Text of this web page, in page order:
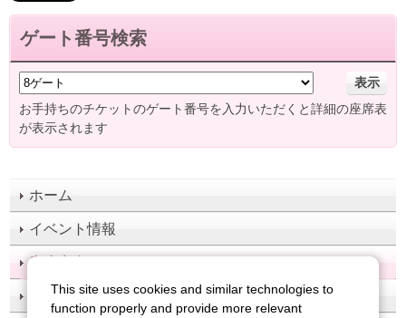
ホーム
イベント情報
座席案内
施設案内
ゲート番号検索
表示
お手持ちのチケットのゲート番号を入力いただくと詳細の座席表
が表示されます
This site uses cookies and similar technologies to
function properly and provide more relevant